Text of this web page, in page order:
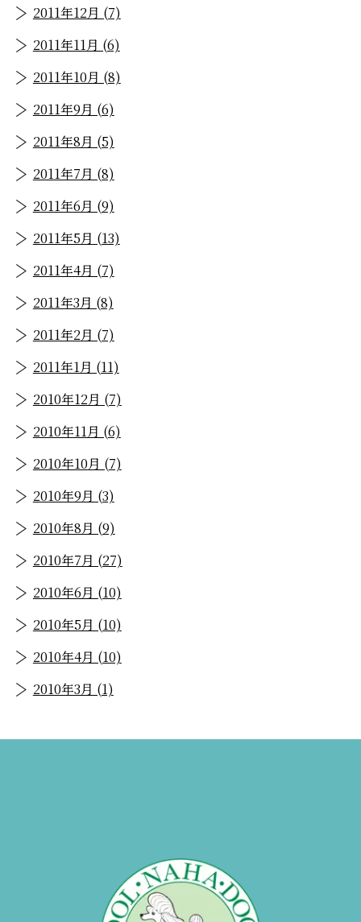
2011年12月 (7)
2011年11月 (6)
2011年10月 (8)
2011年9月 (6)
2011年8月 (5)
2011年7月 (8)
2011年6月 (9)
2011年5月 (13)
2011年4月 (7)
2011年3月 (8)
2011年2月 (7)
2011年1月 (11)
2010年12月 (7)
2010年11月 (6)
2010年10月 (7)
2010年9月 (3)
2010年8月 (9)
2010年7月 (27)
2010年6月 (10)
2010年5月 (10)
2010年4月 (10)
2010年3月 (1)